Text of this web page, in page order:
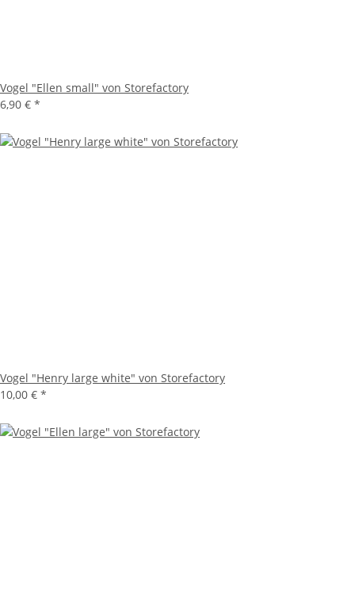
Vogel "Ellen small" von Storefactory
6,90 € *
Vogel "Henry large white" von Storefactory
10,00 € *